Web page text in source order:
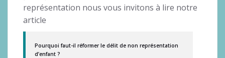
représentation nous vous invitons à lire notre
article
Pourquoi faut-il réformer le délit de non représentation
d’enfant ?